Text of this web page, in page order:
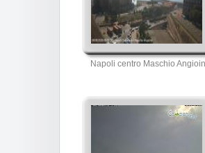
Napoli centro Maschio